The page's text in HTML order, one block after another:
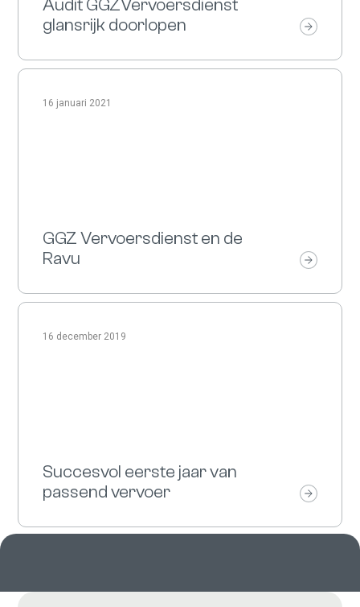
Audit GGZVervoersdienst
glansrijk doorlopen
16 januari 2021
GGZ Vervoersdienst en de
Ravu
16 december 2019
Succesvol eerste jaar van
passend vervoer